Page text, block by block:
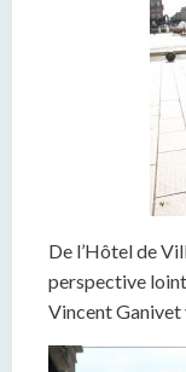
De l’Hôtel de
perspective
Vincent Ganivet